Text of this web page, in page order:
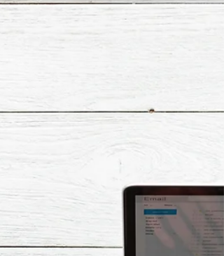
Yeni bir hayat kurmak isteyenler için
Balkanlar , özellikle de Arnavutluk ve
Kuzey Makedonya , hem coğrafi hem